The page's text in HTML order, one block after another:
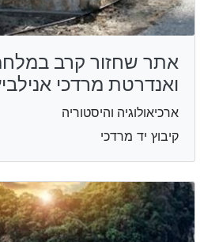
אתר שחזור קרב
ואנדרטת מרדכי
ארכיאולוגיה והיסטוריה
קיבוץ יד מרדכי